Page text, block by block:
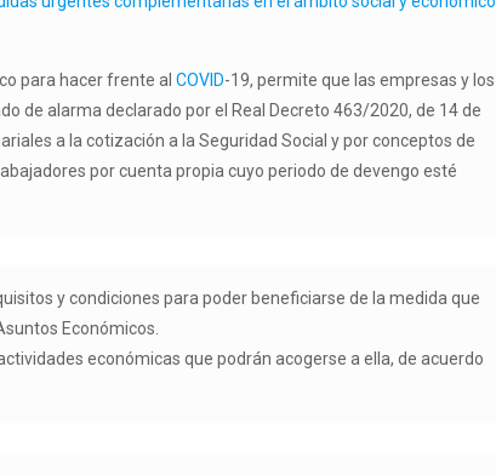
para hacer frente al COVID-19, permite que las empresas y los
de alarma declarado por el Real Decreto 463/2020, de 14 de
a la cotización a la Seguridad Social y por conceptos de
por cuenta propia cuyo periodo de devengo esté
y condiciones para poder beneficiarse de la medida que
Económicos.
económicas que podrán acogerse a ella, de acuerdo